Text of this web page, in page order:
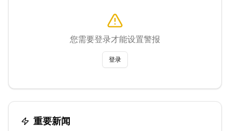
您需要登录才能设置警报
登录
重要新闻